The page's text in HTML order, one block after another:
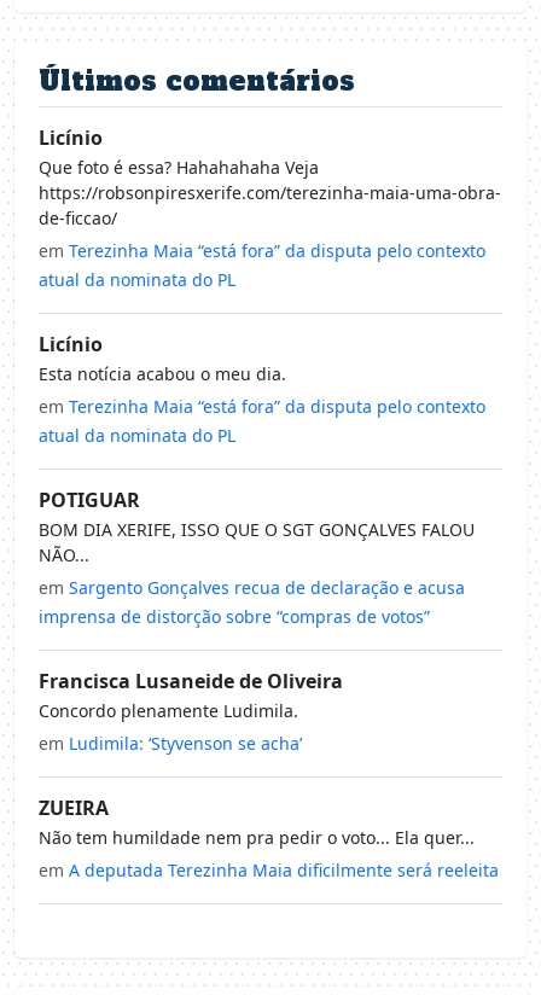
Últimos comentários
Licínio
Que foto é essa? Hahahahaha Veja
https://robsonpiresxerife.com/terezinha-maia-uma-obra-
de-ficcao/
em Terezinha Maia “está fora” da disputa pelo contexto
atual da nominata do PL
Licínio
Esta notícia acabou o meu dia.
em Terezinha Maia “está fora” da disputa pelo contexto
atual da nominata do PL
POTIGUAR
BOM DIA XERIFE, ISSO QUE O SGT GONÇALVES FALOU
NÃO...
em Sargento Gonçalves recua de declaração e acusa
imprensa de distorção sobre “compras de votos”
Francisca Lusaneide de Oliveira
Concordo plenamente Ludimila.
em Ludimila: ‘Styvenson se acha’
ZUEIRA
Não tem humildade nem pra pedir o voto... Ela quer...
em A deputada Terezinha Maia dificilmente será reeleita